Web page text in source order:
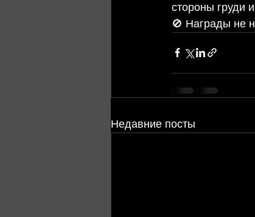
стороны груди
🚫 Награды не
Недавние посты